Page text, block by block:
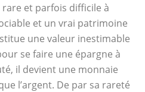
rare et parfois difficile à
et un vrai patrimoine
une valeur inestimable
se faire une épargne à
il devient une monnaie
l’argent. De par sa rareté